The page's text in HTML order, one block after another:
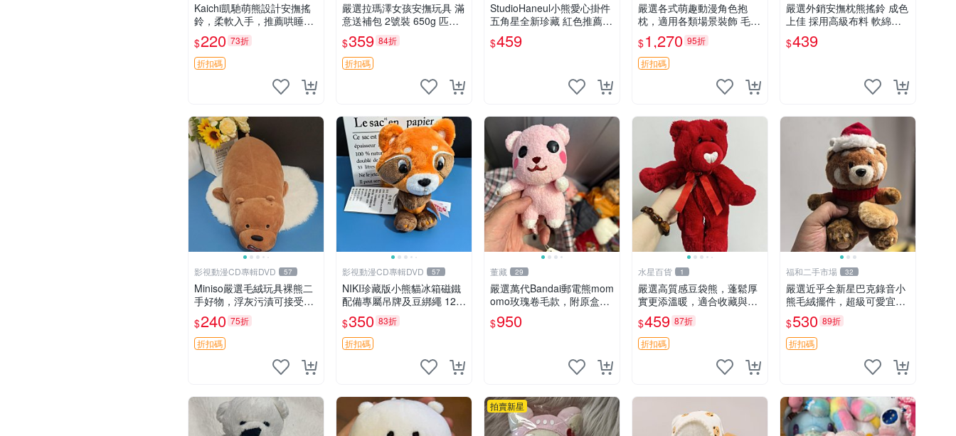
Kaichi凱馳萌熊設計安撫搖
鈴，柔軟入手，推薦哄睡好
選擇 熊公仔 安撫玩具 喂食
環
$220 73折
折扣碼
嚴選拉瑪澤女孩安撫玩具 滿
意送補包 2號裝 650g 匹配
嬰幼童舒壓好伴侶 女孩專用
安心選擇 安撫玩偶 衝包 玩
具
$359 84折
折扣碼
StudioHaneul小熊愛心掛件
五角星全新珍藏 紅色推薦收
藏 玩具掛飾 掛件 新品
$459
嚴選各式萌趣動漫角色抱
枕，適用各類場景裝飾 毛絨
玩具、卡通抱枕、趣味玩偶
$1,270 95折
折扣碼
嚴選外銷安撫枕熊搖鈴 成色
上佳 採用高級布料 軟綿適
合收藏 安心選購 安撫枕 熊
玩具 搖鈴
$439
影視動漫CD專輯DVD 57
Miniso嚴選毛絨玩具裸熊二
手好物，浮灰污漬可接受。
請詳閱照片再下單，售出不
退不換。全新品相收藏推
薦。 裸熊 毛絨玩具 收藏
$240 75折
折扣碼
影視動漫CD專輯DVD 57
NIKI珍藏版小熊貓冰箱磁鐵
配備專屬吊牌及豆綁繩 12c
m 廢品嚴選 好評推薦 小熊
貓冰箱貼 磁鐵掛件 冰箱飾
品
$350 83折
折扣碼
董藏 29
嚴選萬代Bandai郵電熊mom
omo玫瑰卷毛款，附原盒與
吊牌，粉嫩可愛入手即柔軟
～ 玫瑰卷毛 郵電熊 正品
$950
水星百貨 1
嚴選高質感豆袋熊，蓬鬆厚
實更添溫暖，適合收藏與休
憩。前胸填充飽滿，背部亦
具優雅設計。 豆袋熊 保暖
溫柔 蓬松
$459 87折
折扣碼
福和二手市場 32
嚴選近乎全新星巴克錄音小
熊毛絨擺件，超級可愛宜贈
送掛飾 錄音小熊 毛絨擺件
贈品
$530 89折
折扣碼
拍賣新星